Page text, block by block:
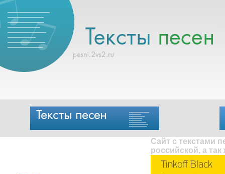
Сайт с текстами
российской, а